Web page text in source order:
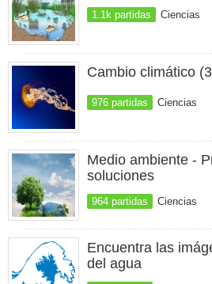
1.1k partidas Ciencias
Cambio climático
976 partidas Ciencias
Medio ambiente -
soluciones
964 partidas Ciencias
Encuentra las
del agua